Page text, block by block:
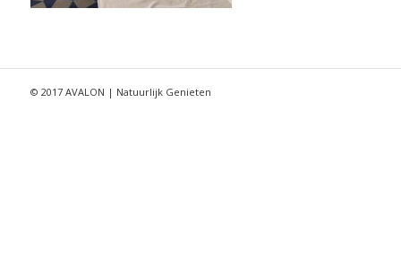
© 2017 AVALON | Natuurlijk Genieten